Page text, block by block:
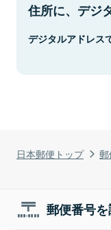
日本郵便トップ
住所に、デジ
デジタルアドレス
郵便番号